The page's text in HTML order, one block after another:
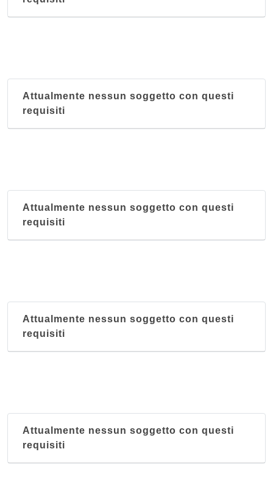
Attualmente nessun soggetto con questi
requisiti
Attualmente nessun soggetto con questi
requisiti
Attualmente nessun soggetto con questi
requisiti
Attualmente nessun soggetto con questi
requisiti